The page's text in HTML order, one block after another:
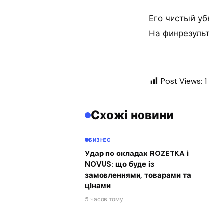
Его чистый
На
Post Views:
Схожі новини
БИЗНЕС
Удар по складах ROZETKA і
NOVUS: що буде із
замовленнями, товарами та
цінами
5 часов тому